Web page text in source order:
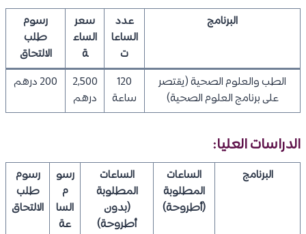
البرنامج
عدد
الساعا
ت
سعر
الساع
ة
رسوم
طلب
الالتحاق
الطب والعلوم الصحية (يقتصر
على برنامج العلوم الصحية)
120
ساعة
2,500
درهم
200 درهم
الدراسات العليا:
البرنامج
الساعات
المطلوبة
(أطروحة)
الساعات
المطلوبة
(بدون
أطروحة)
رسو
م
السا
عة
رسوم
طلب
الالتحاق